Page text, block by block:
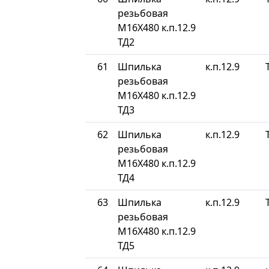
резьбовая
М16Х480 к.п.12.9
ТД2
61
Шпилька
резьбовая
М16Х480 к.п.12.9
ТД3
к.п.12.9
62
Шпилька
резьбовая
М16Х480 к.п.12.9
ТД4
к.п.12.9
63
Шпилька
резьбовая
М16Х480 к.п.12.9
ТД5
к.п.12.9